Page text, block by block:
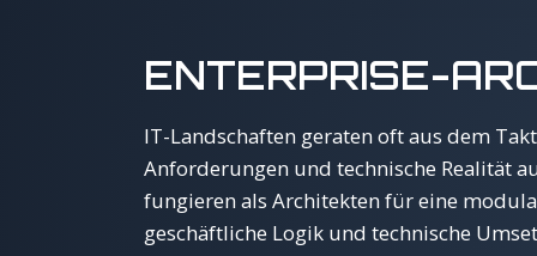
ENTERPRISE-
IT-Landschaften geraten oft aus dem
Anforderungen und technische Realität
fungieren als Architekten für eine
geschäftliche Logik und technische